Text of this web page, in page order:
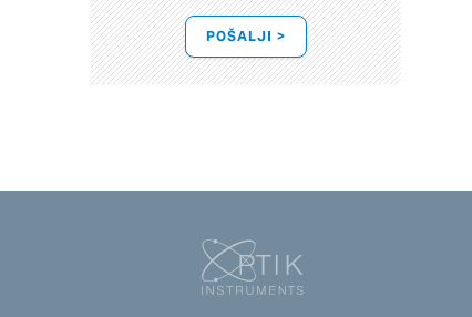
POŠALJI >